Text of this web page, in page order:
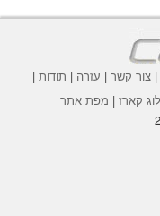
|צור קשר | עזרה | תודות |
קארז | מפת אתר